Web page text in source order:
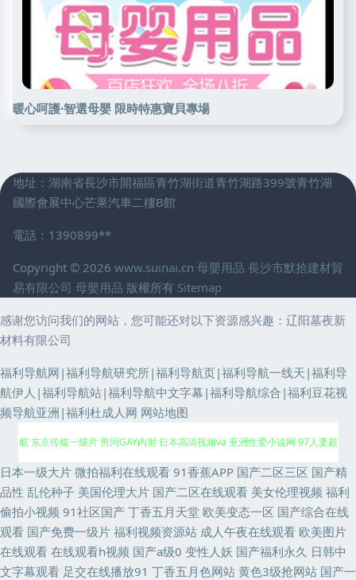
暖心呵護·智選母嬰 限時特惠寶貝專場
地址：湖南省長沙市開福區青竹湖街道青竹湖路399號青竹湖
國際會展中心芒果汽車二樓B館
電話：1390899**
Copyright © 2026 www.suinai.cn 母嬰用品 長沙市默拾建材貿
易有限公司 母嬰用品 版權所有 Sitemap
感谢您访问我们的网站，您可能还对以下资源感兴趣：辽阳墓夜新
材料有限公司
福利导航网|福利导航研究所|福利导航页|福利导航一线天|福利导
航伊人|福利导航站|福利导航中文字幕|福利导航综合|福利豆花视
频导航亚洲|福利杜成人网 网站地图
AV中文第一页 伊人综合另类 男女色色大全套 少妇精品9 亚洲韩国无码 97导
航 东京传媒一级片 男同GAY内射 日本高清视频va 亚洲性爱小说网 97人妻超
碰 国产成人自拍网 欧美成人集中 午夜福利a毛片 免费人成黄页在线 亚洲色
日本一级大片 微拍福利在线观看 91香蕉APP 国产二区三区 国产精
品性 乱伦种子 美国伦理大片 国产二区在线观看 美女伦理视频 福利
偷拍小视频 91社区国产 丁香五月天堂 欧美变态一区 国产综合在线
观看 国产免费一级片 福利视频资源站 成人午夜在线观看 欧美图片
在线观看 在线观看h视频 国产a级0 变性人妖 国产福利永久 日韩中
文字幕观看 足交在线播放91 丁香五月色网站 黄色3级抢网站 国产一